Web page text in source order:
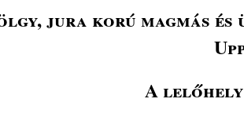
jura korú magmás
A lelőhely